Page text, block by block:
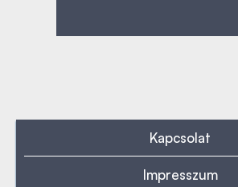
Kapcsolat
Impresszum